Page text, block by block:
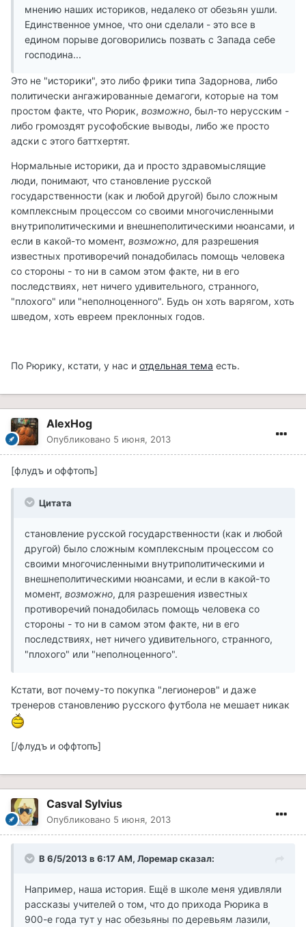
мнению наших историков, недалеко от обезьян ушли.
Единственное умное, что они сделали - это все в
едином порыве договорились позвать с Запада себе
господина...
Это не "историки", это либо фрики типа Задорнова, либо
политически ангажированные демагоги, которые на том
простом факте, что Рюрик, возможно, был-то нерусским -
либо громоздят русофобские выводы, либо же просто
адски с этого баттхертят.
Нормальные историки, да и просто здравомыслящие
люди, понимают, что становление русской
государственности (как и любой другой) было сложным
комплексным процессом со своими многочисленными
внутриполитическими и внешнеполитическими нюансами, и
если в какой-то момент, возможно, для разрешения
известных противоречий понадобилась помощь человека
со стороны - то ни в самом этом факте, ни в его
последствиях, нет ничего удивительного, странного,
"плохого" или "неполноценного". Будь он хоть варягом, хоть
шведом, хоть евреем преклонных годов.
По Рюрику, кстати, у нас и отдельная тема есть.
AlexHog
Опубликовано 5 июня, 2013
[флудъ и оффтопъ]
Цитата
становление русской государственности (как и любой
другой) было сложным комплексным процессом со
своими многочисленными внутриполитическими и
внешнеполитическими нюансами, и если в какой-то
момент, возможно, для разрешения известных
противоречий понадобилась помощь человека со
стороны - то ни в самом этом факте, ни в его
последствиях, нет ничего удивительного, странного,
"плохого" или "неполноценного".
Кстати, вот почему-то покупка "легионеров" и даже
тренеров становлению русского футбола не мешает никак
[/флудъ и оффтопъ]
Casval Sylvius
Опубликовано 5 июня, 2013
В 6/5/2013 в 6:17 AM, Лоремар сказал:
Например, наша история. Ещё в школе меня удивляли
рассказы учителей о том, что до прихода Рюрика в
900-е года тут у нас обезьяны по деревьям лазили,